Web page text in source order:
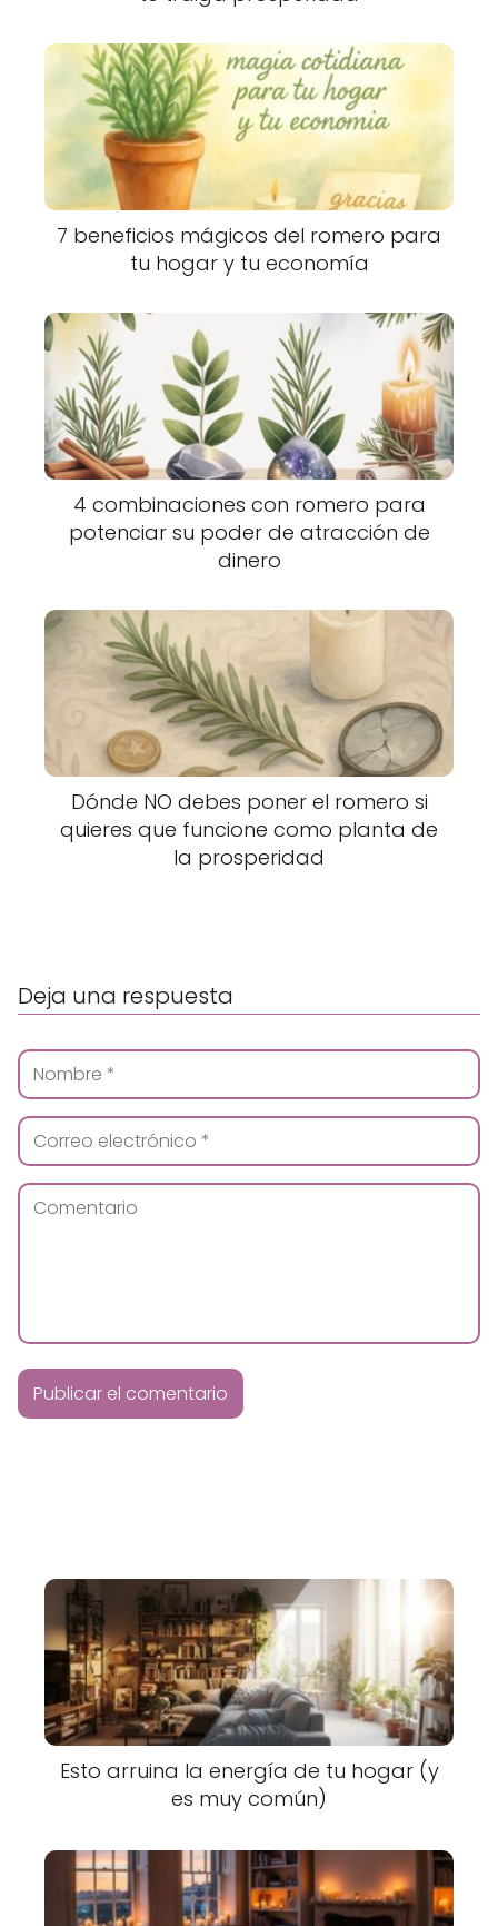
7 beneficios mágicos del romero para
tu hogar y tu economía
4 combinaciones con romero para
potenciar su poder de atracción de
dinero
Dónde NO debes poner el romero si
quieres que funcione como planta de
la prosperidad
Deja una respuesta
Esto arruina la energía de tu hogar (y
es muy común)